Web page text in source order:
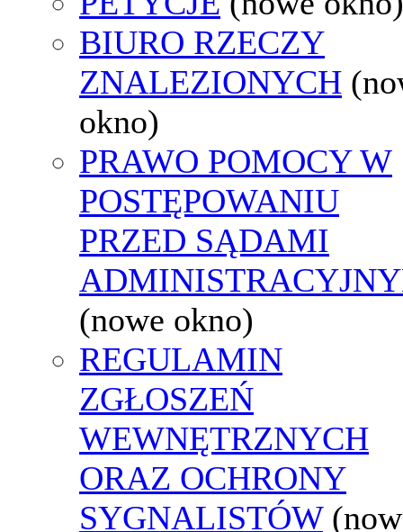
BIURO RZECZY
ZNALEZIONYCH
okno)
PRAWO POMOCY W
POSTĘPOWANIU
PRZED SĄDAMI
(nowe okno)
REGULAMIN
ZGŁOSZEŃ
WEWNĘTRZNYCH
ORAZ OCHRONY
SYGNALISTÓW